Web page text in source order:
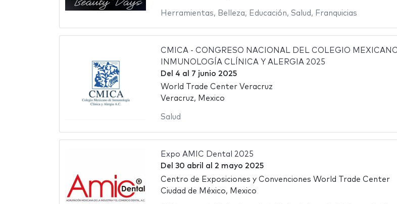
Herramientas, Belleza, Educación, Salud , Franquicias
CMICA - CONGRESO NACIONAL DEL COLEGIO
INMUNOLOGÍA CLÍNICA Y ALERGIA 2025
Del 4 al 7 junio 2025
World Trade Center Veracruz
Veracruz, Mexico
Salud
Expo AMIC Dental 2025
Del 30 abril al 2 mayo 2025
Centro de Exposiciones y Convenciones World Trade Center
Ciudad de México, Mexico